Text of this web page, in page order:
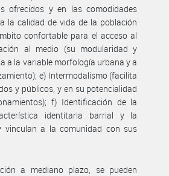
ofrecidos y en las comodidades
la calidad de vida de la población
confortable para el acceso al
al medio (su modularidad y
a la variable morfología urbana y a
e) Intermodalismo (facilita
y públicos, y en su potencialidad
f) Identificación de la
identitaria barrial y la
vinculan a la comunidad con sus
a mediano plazo, se pueden